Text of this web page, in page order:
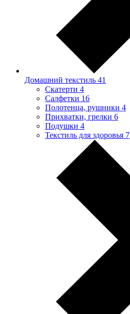
Домашний текстиль 41
Скатерти 4
Салфетки 16
Полотенца, рушники 4
Прихватки, грелки 6
Подушки 4
Текстиль для здоровья 7